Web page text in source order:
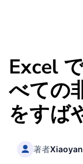
Excel
べての
をすば
著者